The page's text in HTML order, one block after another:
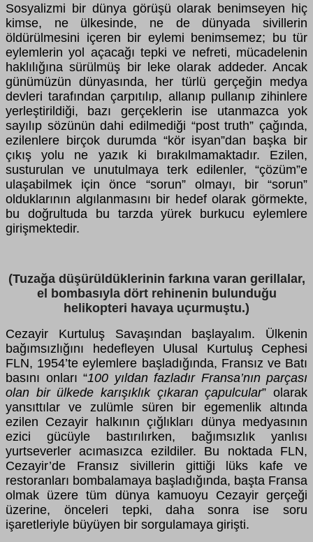
Sosyalizmi bir dünya görüşü olarak benimseyen hiç
kimse, ne ülkesinde, ne de dünyada sivillerin
öldürülmesini içeren bir eylemi benimsemez; bu tür
eylemlerin yol açacağı tepki ve nefreti, mücadelenin
haklılığına sürülmüş bir leke olarak addeder. Ancak
günümüzün dünyasında, her türlü gerçeğin medya
devleri tarafından çarpıtılıp, allanıp pullanıp zihinlere
yerleştirildiği, bazı gerçeklerin ise utanmazca yok
sayılıp sözünün dahi edilmediği “post truth” çağında,
ezilenlere birçok durumda “kör isyan”dan başka bir
çıkış yolu ne yazık ki bırakılmamaktadır. Ezilen,
susturulan ve unutulmaya terk edilenler, “çözüm”e
ulaşabilmek için önce “sorun” olmayı, bir “sorun”
olduklarının algılanmasını bir hedef olarak görmekte,
bu doğrultuda bu tarzda yürek burkucu eylemlere
girişmektedir.
(Tuzağa düşürüldüklerinin farkına varan gerillalar,
el bombasıyla dört rehinenin bulunduğu
helikopteri havaya uçurmuştu.)
Cezayir Kurtuluş Savaşından başlayalım. Ülkenin
bağımsızlığını hedefleyen Ulusal Kurtuluş Cephesi
FLN, 1954’te eylemlere başladığında, Fransız ve Batı
basını onları “100 yıldan fazladır Fransa’nın parçası
olan bir ülkede karışıklık çıkaran çapulcular” olarak
yansıttılar ve zulümle süren bir egemenlik altında
ezilen Cezayir halkının çığlıkları dünya medyasının
ezici gücüyle bastırılırken, bağımsızlık yanlısı
yurtseverler acımasızca ezildiler. Bu noktada FLN,
Cezayir’de Fransız sivillerin gittiği lüks kafe ve
restoranları bombalamaya başladığında, başta Fransa
olmak üzere tüm dünya kamuoyu Cezayir gerçeği
üzerine, önceleri tepki, daha sonra ise soru
işaretleriyle büyüyen bir sorgulamaya girişti.